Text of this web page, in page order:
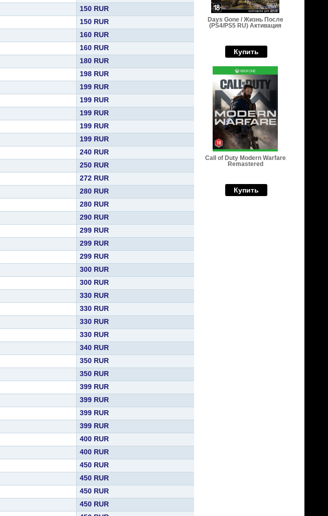
Days Gone / Жизнь После
(PS4/PS5 RU) Активация
Купить
Call of Duty Modern Warfare
Remastered
Купить
150 RUR
150 RUR
160 RUR
160 RUR
180 RUR
198 RUR
199 RUR
199 RUR
199 RUR
199 RUR
199 RUR
240 RUR
250 RUR
272 RUR
280 RUR
280 RUR
290 RUR
299 RUR
299 RUR
299 RUR
300 RUR
300 RUR
330 RUR
330 RUR
330 RUR
330 RUR
340 RUR
350 RUR
350 RUR
399 RUR
399 RUR
399 RUR
399 RUR
400 RUR
400 RUR
450 RUR
450 RUR
450 RUR
450 RUR